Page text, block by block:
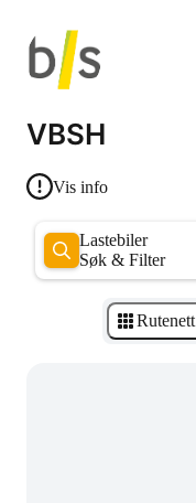
VBSH
Vis info
Lastebiler
Søk & Filter
Rutenett